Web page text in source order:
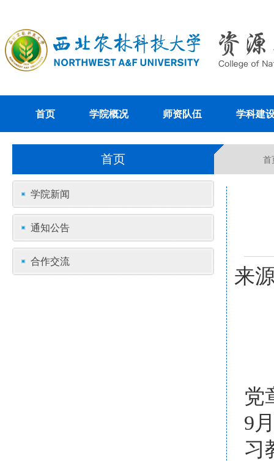
首页 学院概况 师资队伍 学科建
首页 首
学院新闻
通知公告
合作交流
来
党
9
习